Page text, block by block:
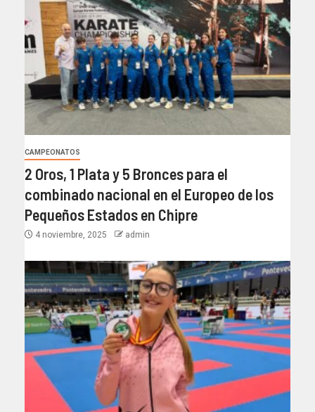
CAMPEONATOS
2 Oros, 1 Plata y 5 Bronces para el
combinado nacional en el Europeo de los
Pequeños Estados en Chipre
4 noviembre, 2025 admin